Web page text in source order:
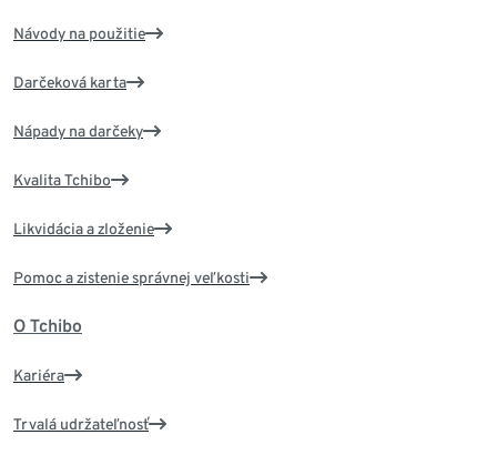
Návody na použitie
Darčeková karta
Nápady na darčeky
Kvalita Tchibo
Likvidácia a zloženie
Pomoc a zistenie správnej veľkosti
O Tchibo
Kariéra
Trvalá udržateľnosť